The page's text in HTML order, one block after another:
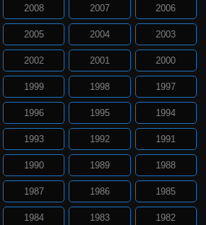
2008 2007 2006
2005 2004 2003
2002 2001 2000
1999 1998 1997
1996 1995 1994
1993 1992 1991
1990 1989 1988
1987 1986 1985
1984 1983 1982